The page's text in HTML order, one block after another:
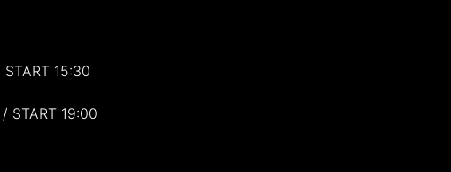
START 15:30
START 19:00